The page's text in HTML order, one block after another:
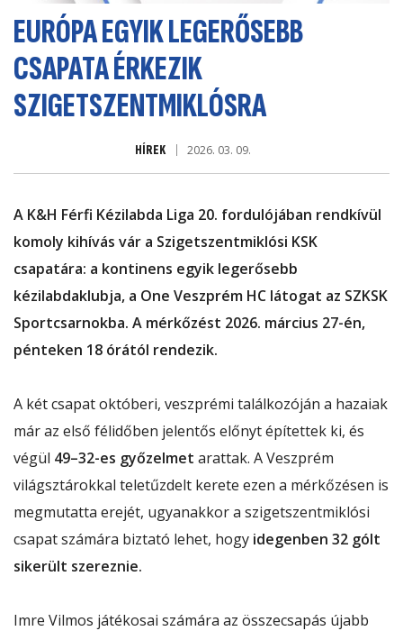
EURÓPA EGYIK LEGERŐSEBB
CSAPATA ÉRKEZIK
SZIGETSZENTMIKLÓSRA
HÍREK 2026. 03. 09.
A K&H Férfi Kézilabda Liga 20. fordulójában rendkívül
komoly kihívás vár a Szigetszentmiklósi KSK
csapatára: a kontinens egyik legerősebb
kézilabdaklubja, a One Veszprém HC látogat az SZKSK
Sportcsarnokba. A mérkőzést 2026. március 27-én,
pénteken 18 órától rendezik.
A két csapat októberi, veszprémi találkozóján a hazaiak
már az első félidőben jelentős előnyt építettek ki, és
végül 49–32-es győzelmet arattak. A Veszprém
világsztárokkal teletűzdelt kerete ezen a mérkőzésen is
megmutatta erejét, ugyanakkor a szigetszentmiklósi
csapat számára biztató lehet, hogy idegenben 32 gólt
sikerült szereznie.
Imre Vilmos játékosai számára az összecsapás újabb